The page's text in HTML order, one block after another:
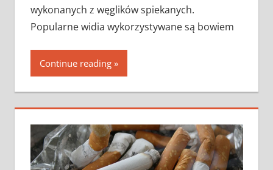
wykonanych z węglików spiekanych.
Popularne widia wykorzystywane są bowiem
Continue reading